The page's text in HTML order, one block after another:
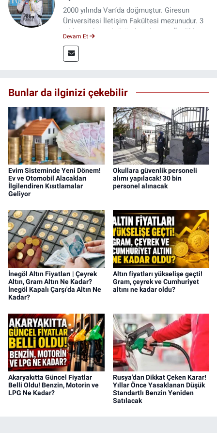
2000 yılında Van’da doğmuştur. Giresun
Üniversitesi İletişim Fakültesi mezunudur. 3
yıldır medya sektöründe çalışıyor. Özelikle
Devam Et
Bunlar da ilginizi çekebilir
Evim Sisteminde Yeni Dönem!
Ev ve Otomobil Alacakları
İlgilendiren Kısıtlamalar
Geliyor
Okullara güvenlik personeli
alımı yapılacak! 30 bin
personel alınacak
İnegöl Altın Fiyatları | Çeyrek
Altın, Gram Altın Ne Kadar?
İnegöl Kapalı Çarşı'da Altın Ne
Kadar?
Altın fiyatları yükselişe geçti!
Gram, çeyrek ve Cumhuriyet
altını ne kadar oldu?
Akaryakıtta Güncel Fiyatlar
Belli Oldu! Benzin, Motorin ve
LPG Ne Kadar?
Rusya'dan Dikkat Çeken Karar!
Yıllar Önce Yasaklanan Düşük
Standartlı Benzin Yeniden
Satılacak